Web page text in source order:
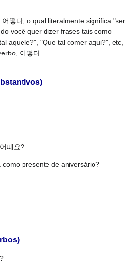
떻다, o qual literalmente significa "ser
você quer dizer frases tais como
aquele?", "Que tal comer aqui?", etc,
어떻다.
때요?
como presente de aniversário?